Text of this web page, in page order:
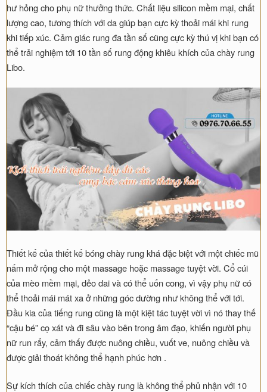
hư hỏng cho phụ nữ thưởng thức. Chất liệu silicon mềm mại, chất
lượng cao, tương thích với da giúp bạn cực kỳ thoải mái khi rung
khi tiếp xúc. Cảm giác rung đa tần số cũng cực kỳ thú vị khi bạn có
thể trải nghiệm tới 10 tần số rung động khiêu khích của chày rung
Libo.
Thiết kế của thiết kế bóng chày rung khá đặc biệt với một chiếc mũ
nấm mở rộng cho một massage hoặc massage tuyệt vời. Cổ cúi
của mèo mềm mại, dẻo dai và có thể uốn cong, vì vậy phụ nữ có
thể thoải mái mát xa ở những góc dường như không thể với tới.
Đầu kia của tiếng rung cũng là một kiệt tác tuyệt vời vì nó thay thế
“cậu bé” cọ xát và đi sâu vào bên trong âm đạo, khiến người phụ
nữ run rẩy, cảm thấy được nuông chiều, vuốt ve, nuông chiều và
được giải thoát không thể hạnh phúc hơn .
Sự kích thích của chiếc chày rung là không thể phủ nhận với 10